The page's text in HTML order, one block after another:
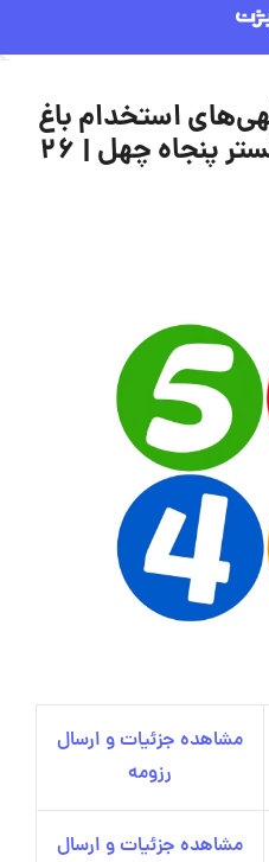
استخدام باغ
داروی سبز سلامت گستر پنجاه چهل | ۲۶
مشاهده جزئیات و ارسال
رزومه
مشاهده جزئیات و ارسال